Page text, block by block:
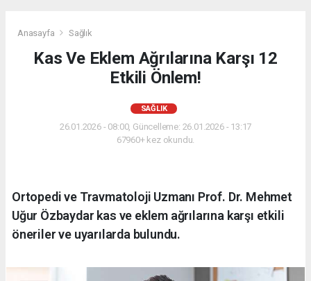
Anasayfa Sağlık
Kas Ve Eklem Ağrılarına Karşı 12
Etkili Önlem!
SAĞLIK
26.01.2026 - 08:00, Güncelleme: 26.01.2026 - 13:17
67960+ kez okundu.
Ortopedi ve Travmatoloji Uzmanı Prof. Dr. Mehmet
Uğur Özbaydar kas ve eklem ağrılarına karşı etkili
öneriler ve uyarılarda bulundu.